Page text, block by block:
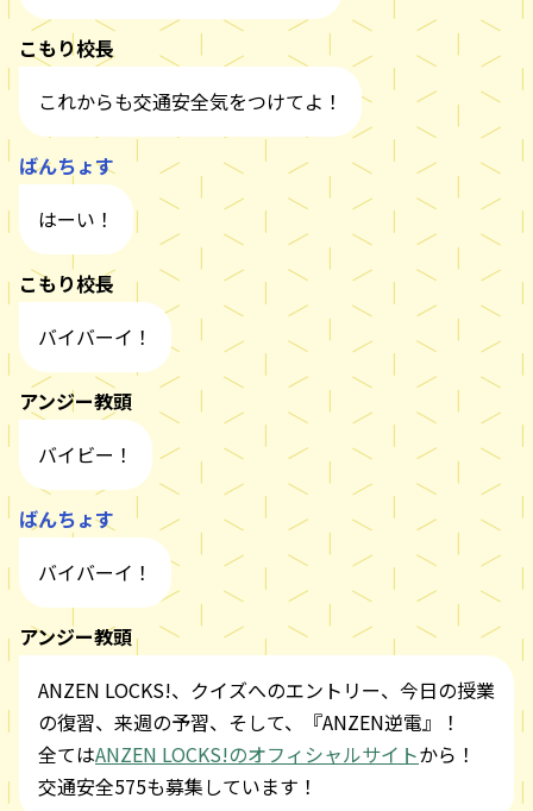
こもり校長
これからも交通安全気をつけてよ！
ばんちょす
はーい！
こもり校長
バイバーイ！
アンジー教頭
バイビー！
ばんちょす
バイバーイ！
アンジー教頭
ANZEN LOCKS!、クイズへのエントリー、今日の授業
の復習、来週の予習、そして、『ANZEN逆電』！
全てはANZEN LOCKS!のオフィシャルサイトから！
交通安全575も募集しています！